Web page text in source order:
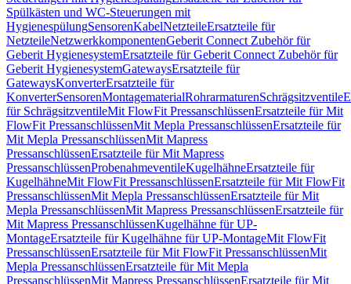
Spülkästen und WC-Steuerungen mit
HygienespülungSensorenKabelNetzteileErsatzteile für
NetzteileNetzwerkkomponentenGeberit Connect Zubehör für
Geberit HygienesystemErsatzteile für Geberit Connect Zubehör für
Geberit HygienesystemGatewaysErsatzteile für
GatewaysKonverterErsatzteile für
KonverterSensorenMontagematerialRohrarmaturenSchrägsitzventile
für SchrägsitzventileMit FlowFit PressanschlüssenErsatzteile für Mit
FlowFit PressanschlüssenMit Mepla PressanschlüssenErsatzteile für
Mit Mepla PressanschlüssenMit Mapress
PressanschlüssenErsatzteile für Mit Mapress
PressanschlüssenProbenahmeventileKugelhähneErsatzteile für
KugelhähneMit FlowFit PressanschlüssenErsatzteile für Mit FlowFit
PressanschlüssenMit Mepla PressanschlüssenErsatzteile für Mit
Mepla PressanschlüssenMit Mapress PressanschlüssenErsatzteile für
Mit Mapress PressanschlüssenKugelhähne für UP-
MontageErsatzteile für Kugelhähne für UP-MontageMit FlowFit
PressanschlüssenErsatzteile für Mit FlowFit PressanschlüssenMit
Mepla PressanschlüssenErsatzteile für Mit Mepla
PressanschlüssenMit Mapress PressanschlüssenErsatzteile für Mit